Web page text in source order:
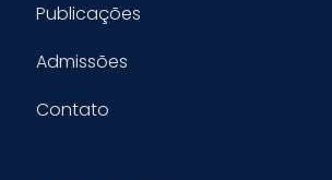
Publicações
Admissões
Contato